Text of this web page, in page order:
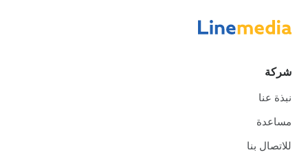
شركة
نبذة عنا
مساعدة
للاتصال بنا